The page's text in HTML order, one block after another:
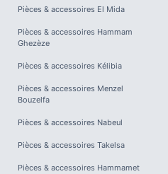
Pièces & accessoires El Mida
Pièces & accessoires Hammam
Ghezèze
Pièces & accessoires Kélibia
Pièces & accessoires Menzel
Bouzelfa
Pièces & accessoires Nabeul
Pièces & accessoires Takelsa
Pièces & accessoires Hammamet